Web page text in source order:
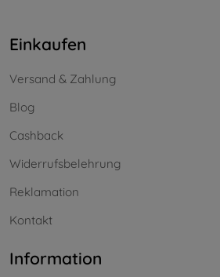
Einkaufen
Versand & Zahlung
Blog
Cashback
Widerrufsbelehrung
Reklamation
Kontakt
Information